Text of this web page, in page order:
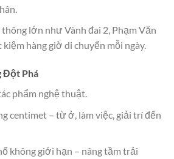
lớn như Vành đai 2, Phạm Văn
hàng giờ di chuyển mỗi ngày.
Đột Phá
phẩm nghệ thuật.
centimet – từ ở, làm việc, giải trí đến
không giới hạn – nâng tầm trải